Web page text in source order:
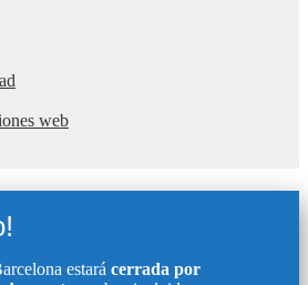
web
estará cerrada por